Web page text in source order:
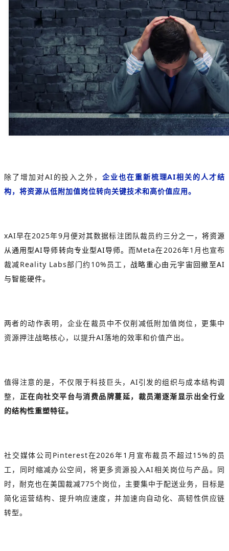
除了增加对AI的投入之外，企业也在重新梳理AI相关的人才结
构，将资源从低附加值岗位转向关键技术和高价值应用。
xAI早在2025年9月便对其数据标注团队裁员约三分之一， 将资源
从通用型AI导师转向专业型AI导师。而Meta在2026年1月也宣布
裁减Reality Labs部门约10%员工， 战略重心由元宇宙回撤至AI
与智能硬件。
两者的动作表明，企业在裁员中不仅削减低附加值岗位，更集中
资源押注战略核心，以提升AI落地的效率和价值产出。
值得注意的是，不仅限于科技巨头，AI引发的组织与成本结构调
整， 正在向社交平台与消费品牌蔓延，裁员潮逐渐显示出全行业
的结构性重塑特征。
社交媒体公司Pinterest在2026年1月宣布裁员不超过15%的员
工，同时缩减办公空间，将更多资源投入AI相关岗位与产品。同
时，耐克也在美国裁减775个岗位，主要集中于配送业务，目标是
简化运营结构、提升响应速度，并加速向自动化、高韧性供应链
转型。